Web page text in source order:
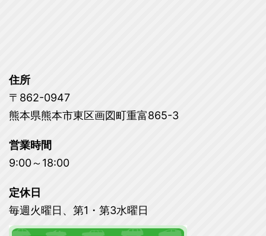
住所
〒862-0947
熊本県熊本市東区画図町重富865-3
営業時間
9:00～18:00
定休日
毎週火曜日、第1・第3水曜日